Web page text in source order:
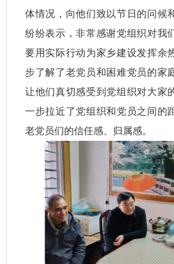
体情况，向他们致以节日的问候
纷纷表示，非常感谢党组织对我
要用实际行动为家乡建设发挥余
步了解了老党员和困难党员的家
让他们真切感受到党组织对大家
一步拉近了党组织和党员之间的
老党员们的信任感、归属感。